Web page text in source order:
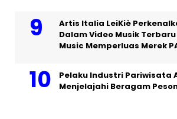
Artis Italia LeiKiè
Dalam Video Musik
Music Memperluas Merek
Pelaku Industri Pariwisata
Menjelajahi Beragam